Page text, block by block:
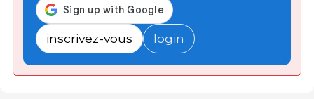
inscrivez-vous login